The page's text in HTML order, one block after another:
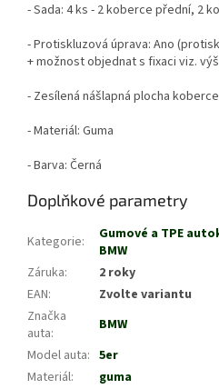
- Sada: 4 ks - 2 koberce přední, 2
- Protiskluzová úprava: Ano
+ možnost objednat s fixaci viz.
- Zesílená nášlapná plocha
- Materiál: Guma
- Barva: Černá
Doplňkové parametry
Kategorie:
Gumové a TPE
BMW
Záruka:
2 roky
EAN:
Zvolte variantu
Značka
auta:
BMW
Model auta: 5er
Materiál:
guma